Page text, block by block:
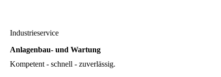
Industrieservice
Anlagenbau- und Wartung
Kompetent - schnell - zuverlässig.